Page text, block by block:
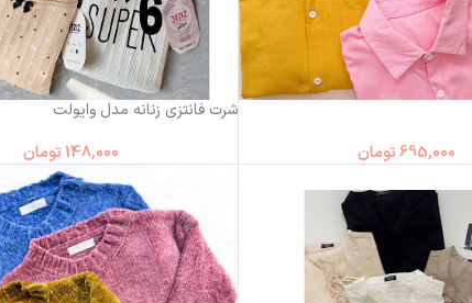
695,000تومان
شرت فانتزی زنانه مدل وایولت
148,000 تومان